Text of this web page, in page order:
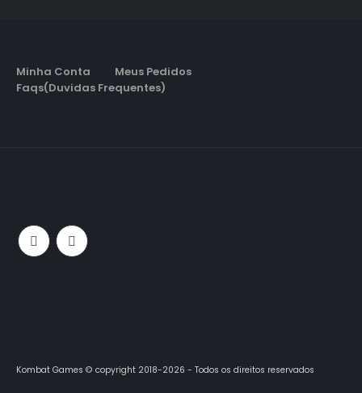
Minha Conta
Meus Pedidos
Faqs(Duvidas Frequentes)
Kombat Games © copyright 2018-2026 - Todos os direitos reservados